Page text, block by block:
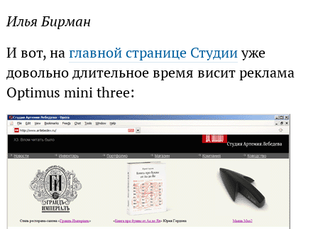
Илья Бирман
И вот, наглавной странице Студииуже
довольно длительное время висит реклама
Optimus mini three: